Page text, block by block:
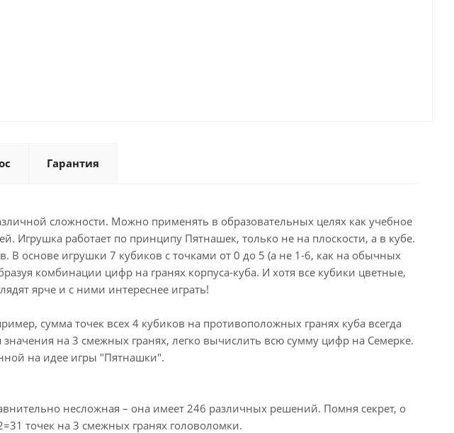
Гарантия
сложности. Можно применять в образовательных целях как учебное
Игрушка работает по принципу Пятнашек, только не на плоскости, а в кубе.
основе игрушки 7 кубиков с точками от 0 до 5 (а не 1-6, как на обычных
комбинации цифр на гранях корпуса-куба. И хотя все кубики цветные,
ярче и с ними интереснее играть!
сумма точек всех 4 кубиков на противоположных гранях куба всегда
на 3 смежных гранях, легко вычислить всю сумму цифр на Семерке.
на идее игры "Пятнашки".
несложная – она имеет 246 различных решений. Помня секрет, о
точек на 3 смежных гранях головоломки.